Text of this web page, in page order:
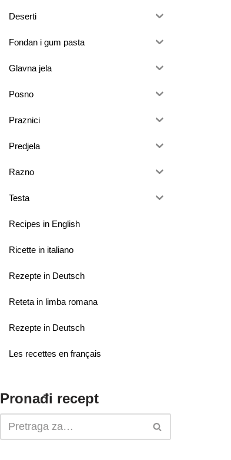
Deserti
Fondan i gum pasta
Glavna jela
Posno
Praznici
Predjela
Razno
Testa
Recipes in English
Ricette in italiano
Rezepte in Deutsch
Reteta in limba romana
Rezepte in Deutsch
Les recettes en français
Pronađi recept